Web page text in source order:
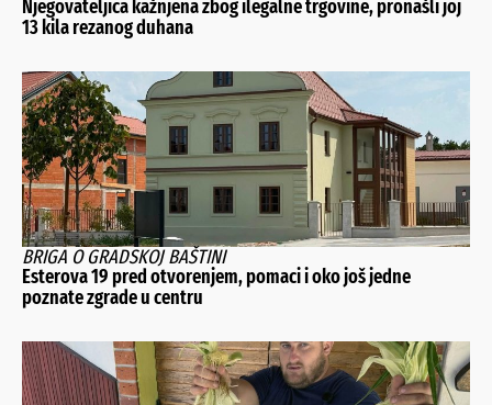
Njegovateljica kažnjena zbog ilegalne trgovine, pronašli joj
13 kila rezanog duhana
BRIGA O GRADSKOJ BAŠTINI
Esterova 19 pred otvorenjem, pomaci i oko još jedne
poznate zgrade u centru